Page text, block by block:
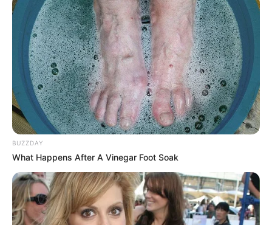
BUZZDAY
What Happens After A Vinegar Foot Soak